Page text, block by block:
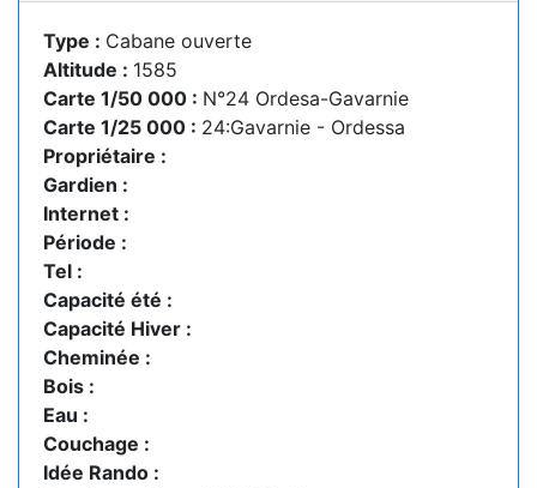
Type : Cabane ouverte
Altitude : 1585
Carte 1/50 000 : N°24 Ordesa-Gavarnie
Carte 1/25 000 : 24:Gavarnie - Ordessa
Propriétaire :
Gardien :
Internet :
Période :
Tel :
Capacité été :
Capacité Hiver :
Cheminée :
Bois :
Eau :
Couchage :
Idée Rando :